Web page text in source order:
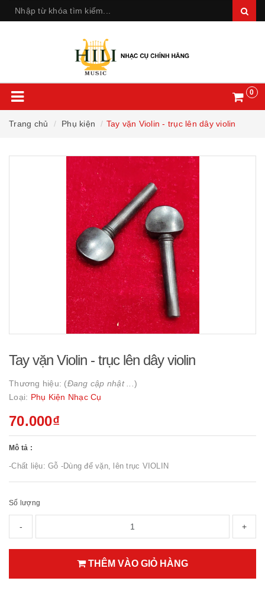
0
Trang chủ Phụ kiện Tay vặn Violin - trục lên dây violin
Tay vặn Violin - trục lên dây violin
Thương hiệu: (Đang cập nhật ... )
Loại: Phụ Kiện Nhạc Cụ
70.000₫
Mô tả :
-Chất liệu: Gỗ -Dùng để vặn, lên trục VIOLIN
Số lượng
- +
THÊM VÀO GIỎ HÀNG